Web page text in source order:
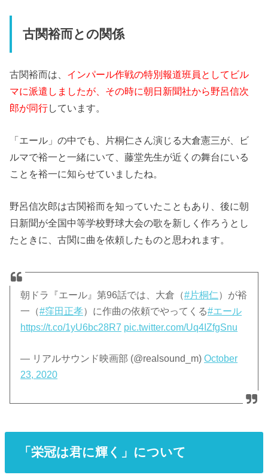
古関裕而との関係
古関裕而は、 インパール作戦の特別報道班員としてビル
マに派遣しましたが、その時に朝日新聞社から野呂信次
郎が同行しています。
「エール」の中でも、片桐仁さん演じる大倉憲三が、ビ
ルマで裕一と一緒にいて、藤堂先生が近くの舞台にいる
ことを裕一に知らせていましたね。
野呂信次郎は古関裕而を知っていたこともあり、後に朝
日新聞が全国中等学校野球大会の歌を新しく作ろうとし
たときに、古関に曲を依頼したものと思われます。
朝ドラ『エール』第96話では、大倉（#片桐仁）が裕
一（#窪田正孝）に作曲の依頼でやってくる#エール
https://t.co/1yU6bc28R7 pic.twitter.com/Uq4IZfgSnu
— リアルサウンド映画部 (@realsound_m)October
23, 2020
「栄冠は君に輝く」について